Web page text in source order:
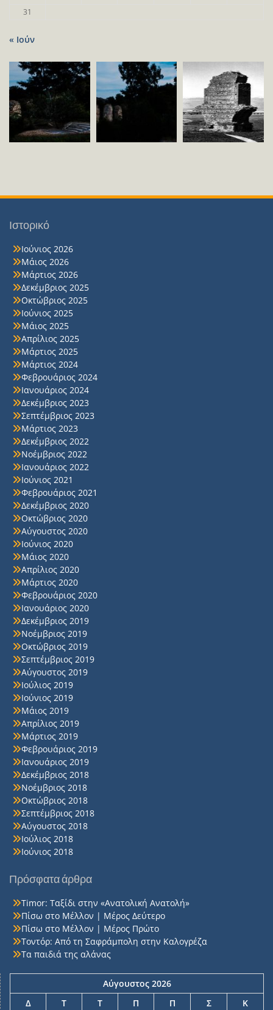
31
« Ιούν
Ιστορικό
Ιούνιος 2026
Μάιος 2026
Μάρτιος 2026
Δεκέμβριος 2025
Οκτώβριος 2025
Ιούνιος 2025
Μάιος 2025
Απρίλιος 2025
Μάρτιος 2025
Μάρτιος 2024
Φεβρουάριος 2024
Ιανουάριος 2024
Δεκέμβριος 2023
Σεπτέμβριος 2023
Μάρτιος 2023
Δεκέμβριος 2022
Νοέμβριος 2022
Ιανουάριος 2022
Ιούνιος 2021
Φεβρουάριος 2021
Δεκέμβριος 2020
Οκτώβριος 2020
Αύγουστος 2020
Ιούνιος 2020
Μάιος 2020
Απρίλιος 2020
Μάρτιος 2020
Φεβρουάριος 2020
Ιανουάριος 2020
Δεκέμβριος 2019
Νοέμβριος 2019
Οκτώβριος 2019
Σεπτέμβριος 2019
Αύγουστος 2019
Ιούλιος 2019
Ιούνιος 2019
Μάιος 2019
Απρίλιος 2019
Μάρτιος 2019
Φεβρουάριος 2019
Ιανουάριος 2019
Δεκέμβριος 2018
Νοέμβριος 2018
Οκτώβριος 2018
Σεπτέμβριος 2018
Αύγουστος 2018
Ιούλιος 2018
Ιούνιος 2018
Πρόσφατα άρθρα
Timor: Ταξίδι στην «Ανατολική Ανατολή»
Πίσω στο Μέλλον | Μέρος Δεύτερο
Πίσω στο Μέλλον | Μέρος Πρώτο
Τοντόρ: Από τη Σαφράμπολη στην Καλογρέζα
Τα παιδιά της αλάνας
Αύγουστος 2026
Δ
Τ Τ Π Π Σ
Κ